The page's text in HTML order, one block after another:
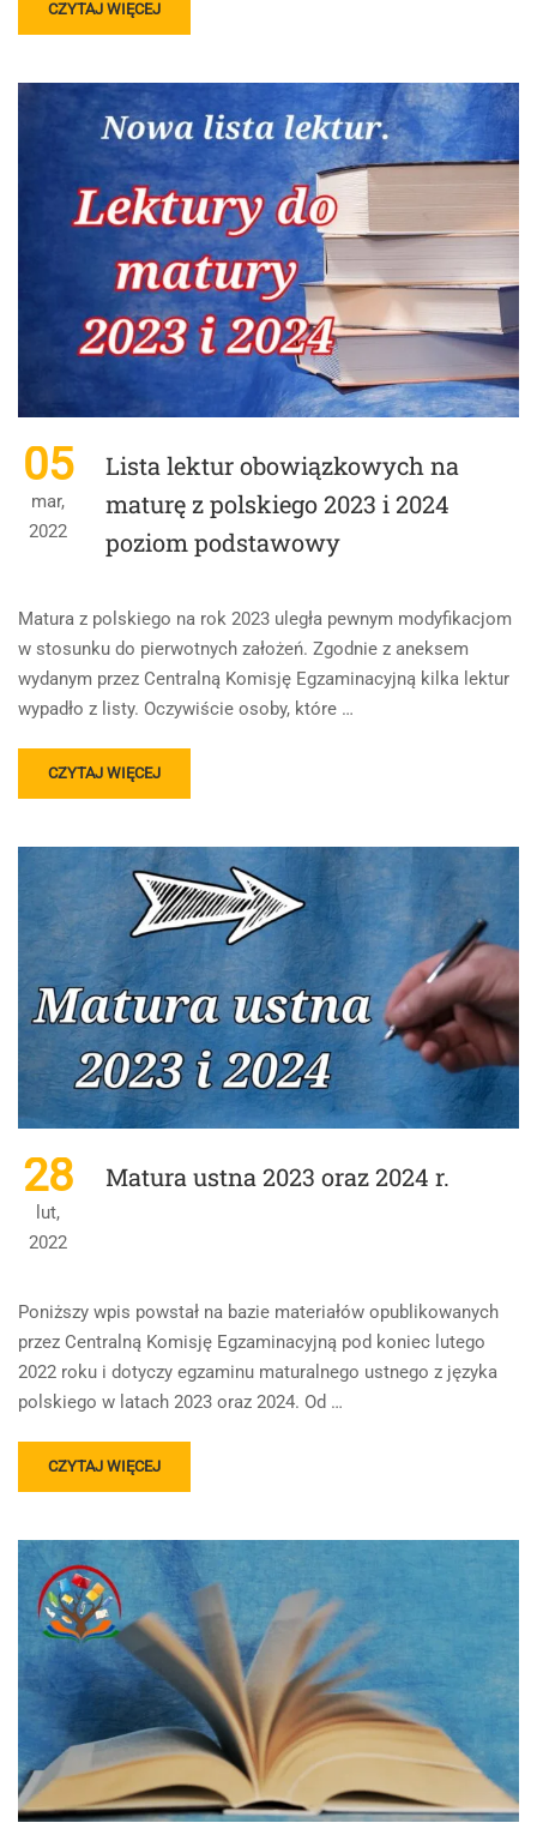
READ
MORE
MATURA
JĘZYKA
POLSKIEGO
ZMIANY
ROZPORZĄDZENIU
2022 ROKU!
CZYTAJ WIĘCEJ
05
mar,
2022
Lista lektur obowiązkowych na
maturę z polskiego 2023 i 2024
poziom podstawowy
Matura z polskiego na rok 2023 uległa pewnym modyfikacjom
w stosunku do pierwotnych założeń. Zgodnie z aneksem
wydanym przez Centralną Komisję Egzaminacyjną kilka lektur
wypadło z listy. Oczywiście osoby, które …
READ
MORE
LISTA
LEKTUR
OBOWIĄZKOWYCH
MATURĘ
Z
POLSKIEGO
2023
2024
POZIOM
PODSTAWOWY
CZYTAJ WIĘCEJ
28
lut,
2022
Matura ustna 2023 oraz 2024 r.
Poniższy wpis powstał na bazie materiałów opublikowanych
przez Centralną Komisję Egzaminacyjną pod koniec lutego
2022 roku i dotyczy egzaminu maturalnego ustnego z języka
polskiego w latach 2023 oraz 2024. Od …
READ
MORE
MATURA
USTNA
2023
ORAZ
2024
CZYTAJ WIĘCEJ